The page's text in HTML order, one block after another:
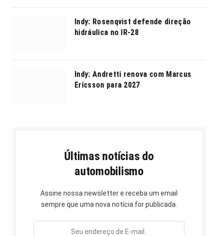
Indy: Rosenqvist defende direção
hidráulica no IR-28
Indy: Andretti renova com Marcus
Ericsson para 2027
Últimas notícias do
automobilismo
Assine nossa newsletter e receba um email
sempre que uma nova notícia for publicada.